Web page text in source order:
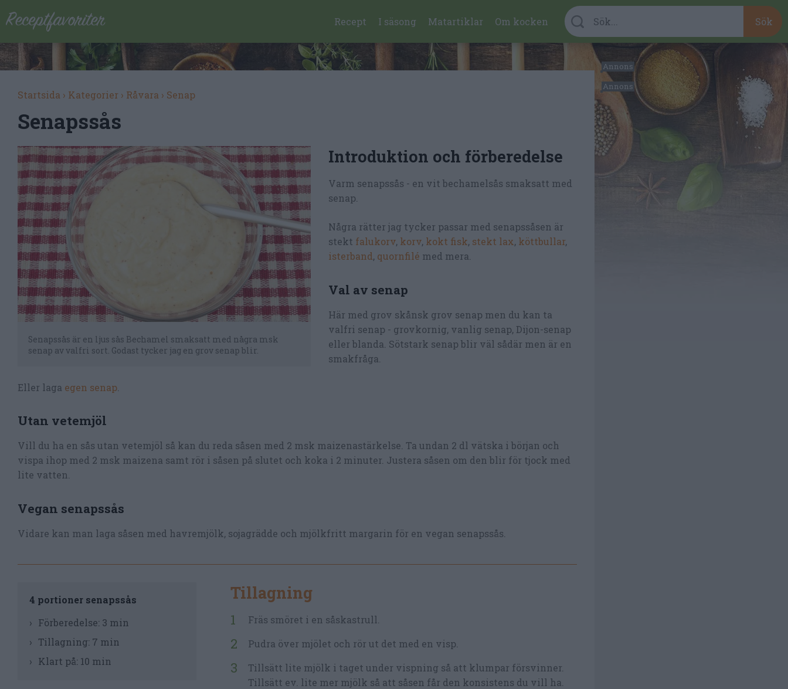
Recept I säsong Matartiklar Om kocken
Startsida › Kategorier › Råvara › Senap
Senapssås
Senapssås är en ljus sås Bechamel smaksatt med några msk
senap av valfri sort. Godast tycker jag en grov senap blir.
Introduktion och förberedelse
Varm senapssås - en vit bechamelsås smaksatt med
senap.
Några rätter jag tycker passar med senapssåsen är
stekt falukorv, korv, kokt fisk, stekt lax, köttbullar,
isterband, quornfilé med mera.
Val av senap
Här med grov skånsk grov senap men du kan ta
valfri senap - grovkornig, vanlig senap, Dijon-senap
eller blanda. Sötstark senap blir väl sådär men är en
smakfråga.
Eller laga egen senap
Utan vetemjöl
Vill du ha en sås utan vetemjöl så kan du reda såsen med 2 msk maizenastärkelse. Ta undan 2 dl vätska i början och
vispa ihop med 2 msk maizena samt rör i såsen på slutet och koka i 2 minuter. Justera såsen om den blir för tjock med
lite vatten.
Vegan senapssås
Vidare kan man laga såsen med havremjölk, sojagrädde och mjölkfritt margarin för en vegan senapssås.
4 portioner senapssås
Förberedelse: 3 min
Tillagning: 7 min
Klart på: 10 min
Tillagning
Fräs smöret i en såskastrull.
Pudra över mjölet och rör ut det med en visp.
Tillsätt lite mjölk i taget under vispning så att klumpar försvinner.
Tillsätt ev. lite mer mjölk så att såsen får den konsistens du vill ha.